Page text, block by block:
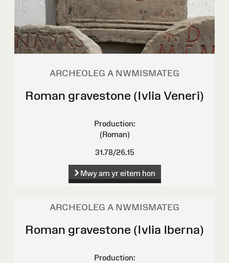
ARCHEOLEG A NWMISMATEG
Roman gravestone (Ivlia Veneri)
Production:
(Roman)
31.78/26.15
Mwy am yr eitem hon
ARCHEOLEG A NWMISMATEG
Roman gravestone (Ivlia Iberna)
Production: